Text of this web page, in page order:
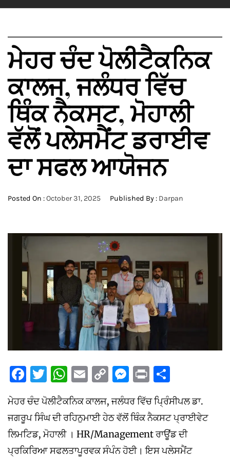
ਮੇਹਰ ਚੰਦ ਪੋਲੀਟੈਕਨਿਕ
ਕਾਲਜ, ਜਲੰਧਰ ਵਿੱਚ
ਥਿੰਕ ਨੈਕਸਟ, ਮੋਹਾਲੀ
ਵੱਲੋਂ ਪਲੇਸਮੈਂਟ ਡਰਾਈਵ
ਦਾ ਸਫਲ ਆਯੋਜਨ
Posted On :October 31, 2025 Published By : Darpan
Facebook
Twitter
WhatsApp
Email
Copy
Link
Messenger
Print
ਮੇਹਰ ਚੰਦ ਪੋਲੀਟੈਕਨਿਕ ਕਾਲਜ, ਜਲੰਧਰ ਵਿੱਚ ਪ੍ਰਿੰਸੀਪਲ ਡਾ.
ਜਗਰੂਪ ਸਿੰਘ ਦੀ ਰਹਿਨੁਮਾਈ ਹੇਠ ਵੱਲੋਂ ਥਿੰਕ ਨੈਕਸਟ ਪ੍ਰਾਈਵੇਟ
ਲਿਮਟਿਡ, ਮੋਹਾਲੀ । HR/Management ਰਾਊਂਡ ਦੀ
ਪ੍ਰਕਿਰਿਆ ਸਫਲਤਾਪੂਰਵਕ ਸੰਪੰਨ ਹੋਈ। ਇਸ ਪਲੇਸਮੈਂਟ